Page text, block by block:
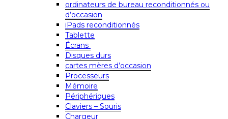
ordinateurs de bureau reconditionnés ou
d’occasion
iPads reconditionnés
Tablette
Écrans
Disques durs
cartes mères d’occasion
Processeurs
Mémoire
Périphériques
Claviers – Souris
Chargeur